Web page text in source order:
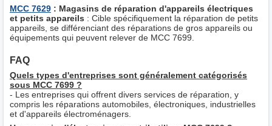
MCC 7629 : Magasins de réparation d'appareils électriques
et petits appareils : Cible spécifiquement la réparation de petits
appareils, se différenciant des réparations de gros appareils ou
équipements qui peuvent relever de MCC 7699.
FAQ
Quels types d'entreprises sont généralement catégorisés
sous MCC 7699 ?
- Les entreprises qui offrent divers services de réparation, y
compris les réparations automobiles, électroniques, industrielles
et d'appareils électroménagers.